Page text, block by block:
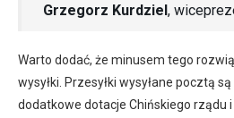
Grzegorz Kurdziel,
Warto dodać, że minusem tego
wysyłki. Przesyłki wysyłane pocztą
dodatkowe dotacje Chińskiego rządu